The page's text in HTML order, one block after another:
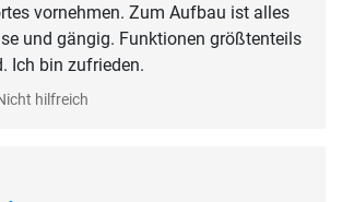
vornehmen. Zum Aufbau ist alles
und gängig. Funktionen größtenteils
Ich bin zufrieden.
hilfreich